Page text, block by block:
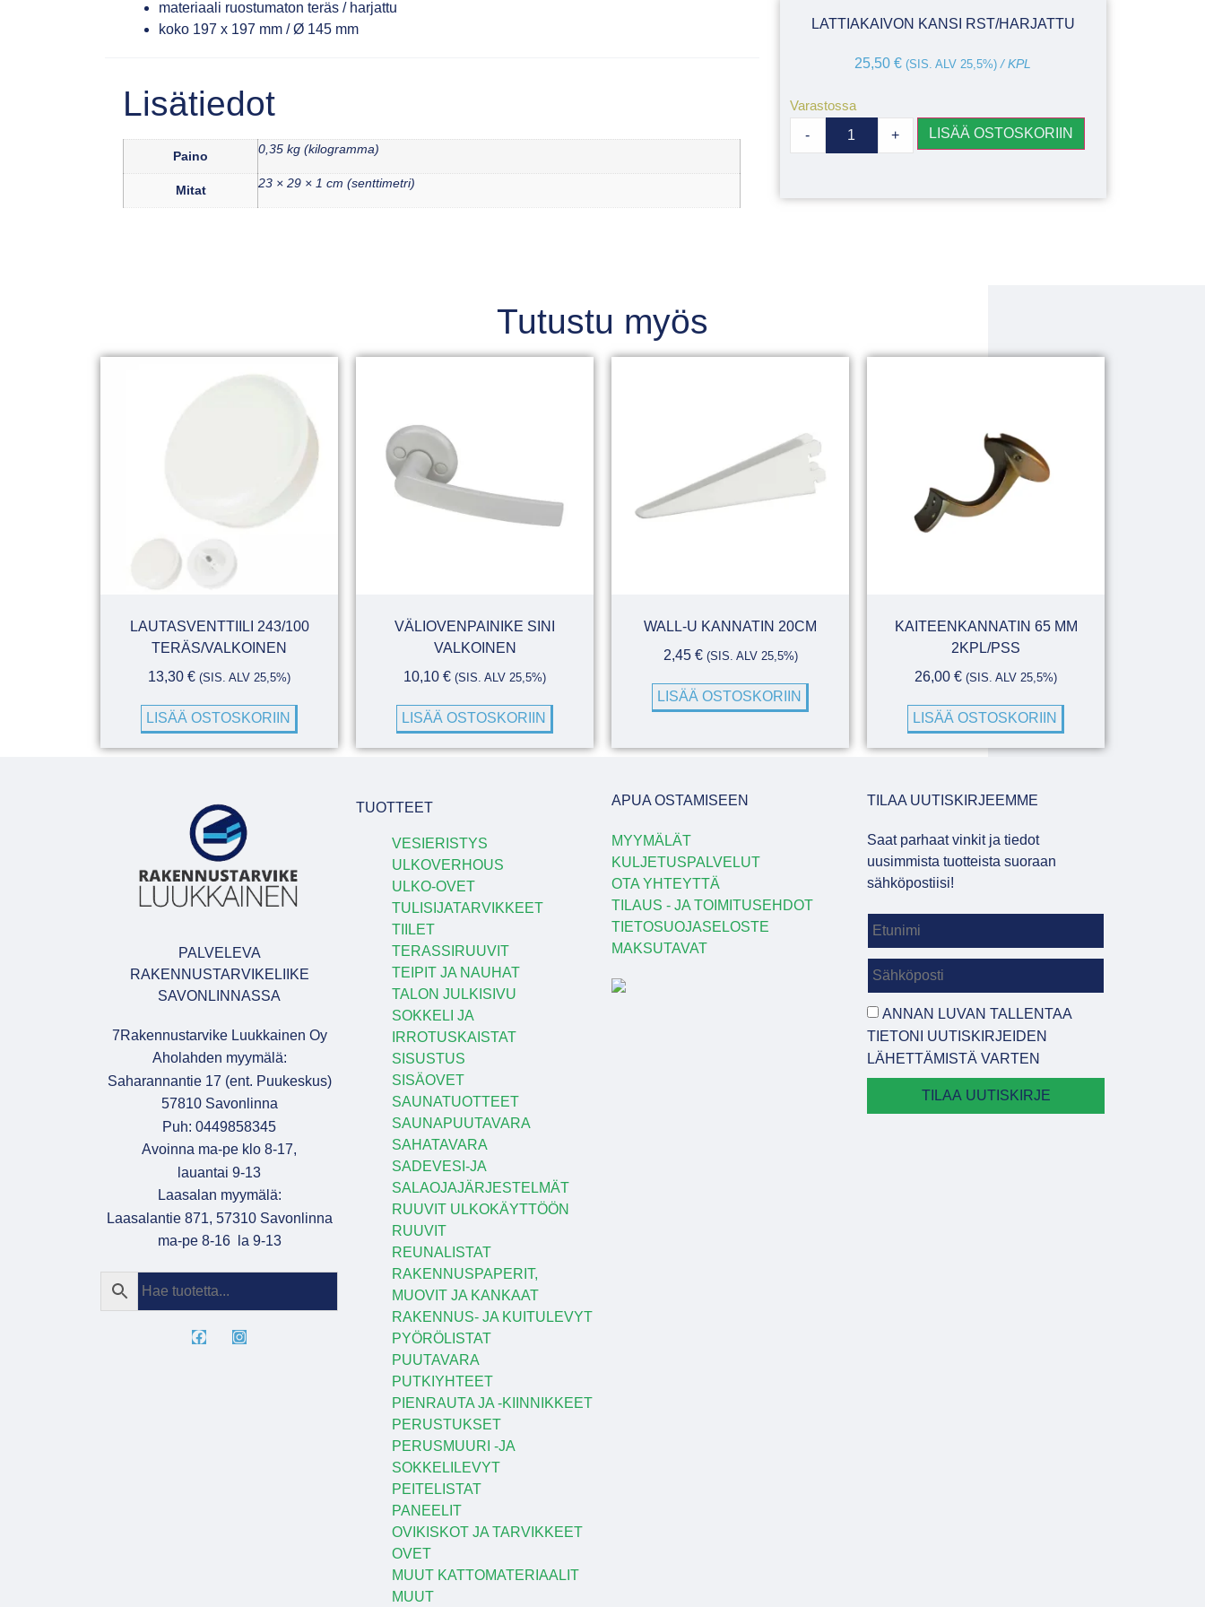
materiaali ruostumaton teräs / harjattu
koko 197 x 197 mm / Ø 145 mm
Lisätiedot
Paino 0,35 kg (kilogramma)
Mitat 23 × 29 × 1 cm (senttimetri)
LATTIAKAIVON KANSI RST/HARJATTU
25,50€ (SIS. ALV 25,5%) / KPL
Varastossa
- + LISÄÄ OSTOSKORIIN
Tutustu myös
LAUTASVENTTIILI 243/100
TERÄS/VALKOINEN
13,30 € (SIS. ALV 25,5%)
LISÄÄ OSTOSKORIIN
VÄLIOVENPAINIKE SINI
VALKOINEN
10,10 € (SIS. ALV 25,5%)
LISÄÄ OSTOSKORIIN
WALL-U KANNATIN 20CM
2,45 € (SIS. ALV 25,5%)
LISÄÄ OSTOSKORIIN
KAITEENKANNATIN 65 MM
2KPL/PSS
26,00 € (SIS. ALV 25,5%)
LISÄÄ OSTOSKORIIN
PALVELEVA
RAKENNUSTARVIKELIIKE
SAVONLINNASSA
7Rakennustarvike Luukkainen Oy
Aholahden myymälä:
Saharannantie 17 (ent. Puukeskus)
57810 Savonlinna
Puh: 0449858345
Avoinna ma-pe klo 8-17,
lauantai 9-13
Laasalan myymälä:
Laasalantie 871, 57310 Savonlinna
ma-pe 8-16 la 9-13
TUOTTEET
VESIERISTYS
ULKOVERHOUS
ULKO-OVET
TULISIJATARVIKKEET
TIILET
TERASSIRUUVIT
TEIPIT JA NAUHAT
TALON JULKISIVU
SOKKELI JA
IRROTUSKAISTAT
SISUSTUS
SISÄOVET
SAUNATUOTTEET
SAUNAPUUTAVARA
SAHATAVARA
SADEVESI-JA
SALAOJAJÄRJESTELMÄT
RUUVIT ULKOKÄYTTÖÖN
RUUVIT
REUNALISTAT
RAKENNUSPAPERIT,
MUOVIT JA KANKAAT
RAKENNUS- JA KUITULEVYT
PYÖRÖLISTAT
PUUTAVARA
PUTKIYHTEET
PIENRAUTA JA -KIINNIKKEET
PERUSTUKSET
PERUSMUURI -JA
SOKKELILEVYT
PEITELISTAT
PANEELIT
OVIKISKOT JA TARVIKKEET
OVET
MUUT KATTOMATERIAALIT
MUUT
APUA OSTAMISEEN
MYYMÄLÄT
KULJETUSPALVELUT
OTA YHTEYTTÄ
TILAUS - JA TOIMITUSEHDOT
TIETOSUOJASELOSTE
MAKSUTAVAT
TILAA UUTISKIRJEEMME
Saat parhaat vinkit ja tiedot
uusimmista tuotteista suoraan
sähköpostiisi!
ANNAN LUVAN TALLENTAA
TIETONI UUTISKIRJEIDEN
LÄHETTÄMISTÄ VARTEN
TILAA UUTISKIRJE